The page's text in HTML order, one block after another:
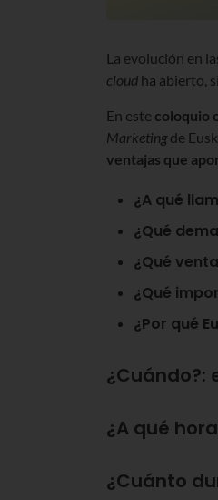
La evolución en
cloud ha abierto,
En este coloquio
Marketingde
ventajas que
¿A qué
¿Qué
¿Qué
¿Qué
¿Por qué
¿Cuándo?:
¿A qué
¿Cuánto